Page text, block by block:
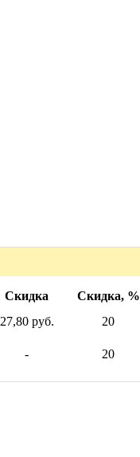
Скидка Скидка, %
27,80 руб. 20
- 20